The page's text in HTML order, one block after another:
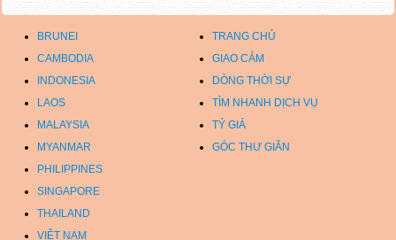
BRUNEI
TRANG CHỦ
CAMBODIA
GIAO CẢM
INDONESIA
DÒNG THỜI SỰ
LAOS
TÌM NHANH DỊCH VỤ
MALAYSIA
TỶ GIÁ
MYANMAR
GÓC THƯ GIÃN
PHILIPPINES
SINGAPORE
THAILAND
VIỆT NAM